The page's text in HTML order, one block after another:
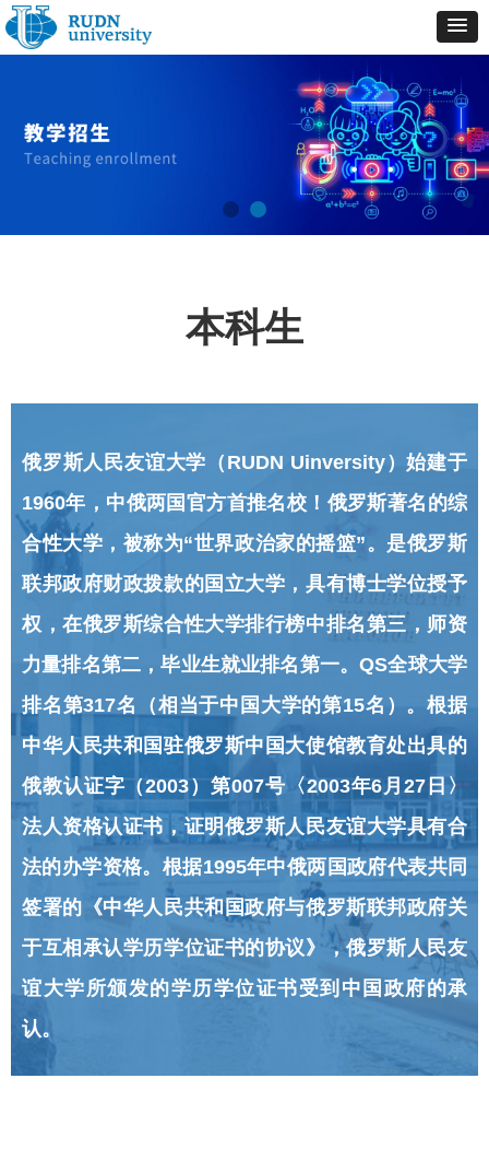
本科生
俄罗斯人民友谊大学（RUDN Uinversity）始建于
1960年，中俄两国官方首推名校！俄罗斯著名的综
合性大学，被称为“世界政治家的摇篮”。是俄罗斯
联邦政府财政拨款的国立大学，具有博士学位授予
权，在俄罗斯综合性大学排行榜中排名第三，师资
力量排名第二，毕业生就业排名第一。QS全球大学
排名第317名（相当于中国大学的第15名）。根据
中华人民共和国驻俄罗斯中国大使馆教育处出具的
俄教认证字（2003）第007号〈2003年6月27日〉
法人资格认证书，证明俄罗斯人民友谊大学具有合
法的办学资格。根据1995年中俄两国政府代表共同
签署的《中华人民共和国政府与俄罗斯联邦政府关
于互相承认学历学位证书的协议》，俄罗斯人民友
谊大学所颁发的学历学位证书受到中国政府的承
认。